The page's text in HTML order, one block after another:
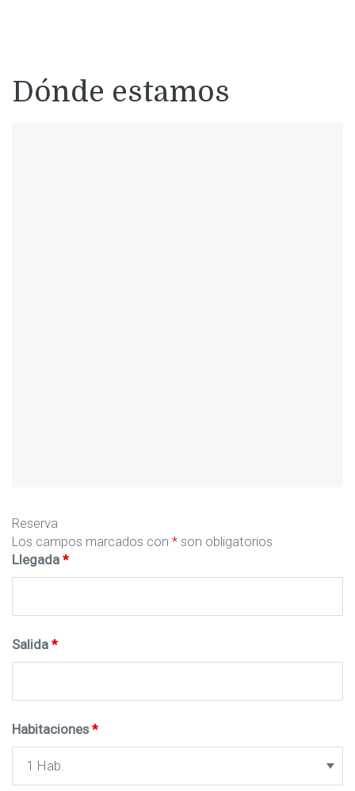
Dónde estamos
Reserva
Los campos marcados con * son obligatorios
Llegada *
Salida *
Habitaciones *